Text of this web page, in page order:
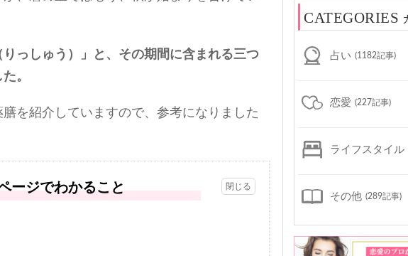
っしゅう）」と、その期間に含まれる三つ
。
を紹介していますので、参考になりました
ージでわかること
CATEGORIES
占い (1182記事)
恋愛 (227記事)
ライフスタイル
その他 (289記事)